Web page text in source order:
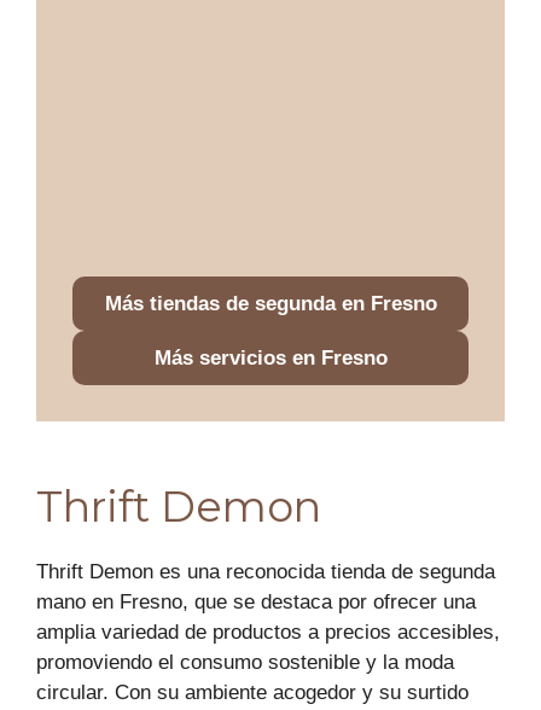
Más tiendas de segunda en Fresno
Más servicios en Fresno
Thrift Demon
Thrift Demon es una reconocida tienda de segunda
mano en Fresno, que se destaca por ofrecer una
amplia variedad de productos a precios accesibles,
promoviendo el consumo sostenible y la moda
circular. Con su ambiente acogedor y su surtido